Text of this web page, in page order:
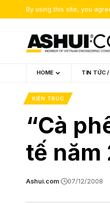
By using this site, you
HOME TIN TỨC /
KIẾN TRÚC
“Cà
tế năm
Ashui.com 07/12/2008